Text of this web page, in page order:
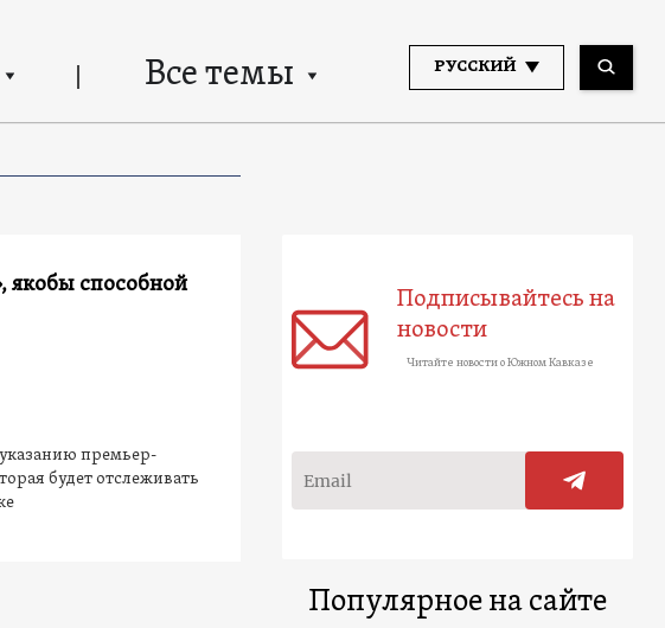
Все темы РУССКИЙ
якобы способной
премьер-
будет отслеживать
Подписывайтесь на
новости
Читайте новости о Южном Кавказе
Популярное на сайте